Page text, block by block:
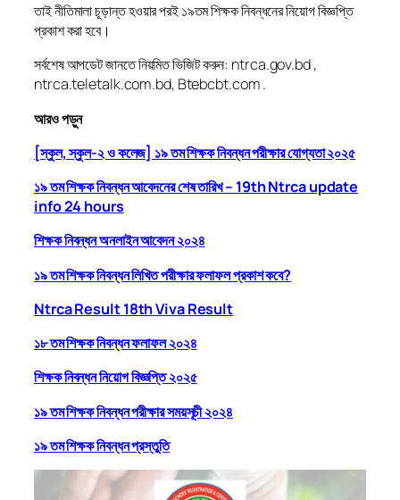
তাই নীতিমালা চূড়ান্ত হওয়ার পরই ১৯তম শিক্ষক নিবন্ধনের নিয়োগ বিজ্ঞপ্তি
প্রকাশ করা হবে।
সর্বশেষ আপডেট জানতে নিয়মিত ভিজিট করুন: ntrca.gov.bd ,
ntrca.teletalk.com.bd, Btebcbt.com .
আরও পড়ুন
[স্কুল, স্কুল-২ ও কলেজ] ১৯ তম শিক্ষক নিবন্ধন পরীক্ষার যোগ্যতা ২০২৫
১৯ তম শিক্ষক নিবন্ধন আবেদনের শেষ তারিখ – 19th Ntrca update
info 24 hours
শিক্ষক নিবন্ধন অনলাইন আবেদন ২০২৪
১৯ তম শিক্ষক নিবন্ধন লিখিত পরীক্ষার ফলাফল প্রকাশ কবে?
Ntrca Result 18th Viva Result
১৮ তম শিক্ষক নিবন্ধন ফলাফল ২০২৪
শিক্ষক নিবন্ধন নিয়োগ বিজ্ঞপ্তি ২০২৫
১৯ তম শিক্ষক নিবন্ধন পরীক্ষার সময়সূচী ২০২৪
১৯ তম শিক্ষক নিবন্ধন প্রস্তুতি